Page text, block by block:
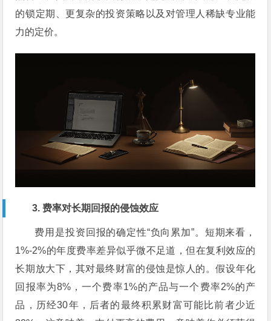
的锁定期、更复杂的投资策略以及对管理人稀缺专业能
力的定价。
3. 费率对长期回报的侵蚀效应
费用是投资回报的确定性“负向累加”。短期来看，
1%-2%的年度费率差异似乎微不足道，但在复利效应的
长期放大下，其对最终财富的侵蚀是惊人的。假设年化
回报率为8%，一个费率1%的产品与一个费率2%的产
品，历经30年，后者的最终积累财富可能比前者少近